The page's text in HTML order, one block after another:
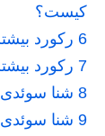
کیست؟
6 رکورد
7 رکورد
8 شنا
9 شنا سوئدی در 24